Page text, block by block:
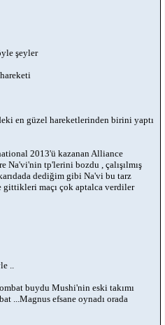
şeyler
en güzel hareketlerinden birini yaptı
2013'ü kazanan Alliance
Na'vi'nin tp'lerini bozdu , çalışılmış
dediğim gibi Na'vi bu tarz
gittikleri maçı çok aptalca verdiler
..
buydu Mushi'nin eski takımı
...Magnus efsane oynadı orada